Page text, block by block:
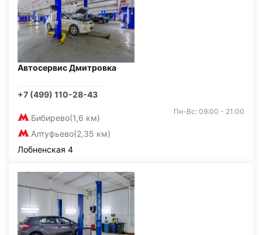
Автосервис Дмитровка
+7 (499) 110-28-43
Бибирево(1,6 км)
Алтуфьево(2,35 км)
Пн-Вс: 09:00 - 21:00
Лобненская 4